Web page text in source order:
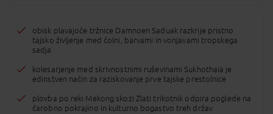
obisk plavajoče tržnice Damnoen Saduak razkrije pristno
tajsko življenje med čolni, barvami in vonjavami tropskega
sadja
kolesarjenje med skrivnostnimi ruševinami Sukhothaia je
edinstven način za raziskovanje prve tajske prestolnice
plovba po reki Mekong skozi Zlati trikotnik odpira poglede na
čarobno pokrajino in kulturno bogastvo treh držav